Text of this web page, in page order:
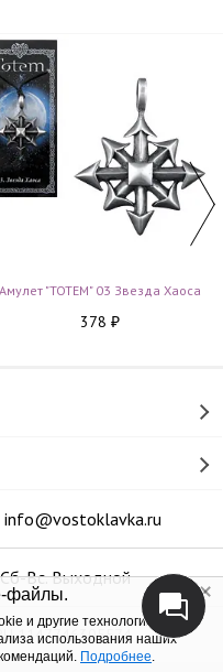
файлы.
и другие технологии для
использования наших
Подробнее.
Амулет "TOTEM" 03 Звезда Хаоса
378 ₽
info@vostoklavka.ru
Вс. Выходной
1147746305574